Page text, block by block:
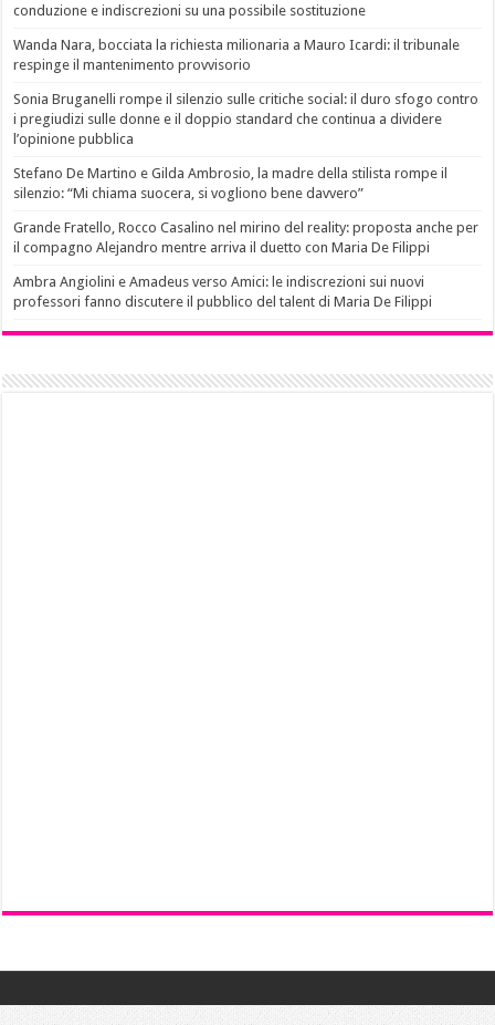
conduzione e indiscrezioni su una possibile sostituzione
Wanda Nara, bocciata la richiesta milionaria a Mauro Icardi: il tribunale
respinge il mantenimento provvisorio
Sonia Bruganelli rompe il silenzio sulle critiche social: il duro sfogo contro
i pregiudizi sulle donne e il doppio standard che continua a dividere
l’opinione pubblica
Stefano De Martino e Gilda Ambrosio, la madre della stilista rompe il
silenzio: “Mi chiama suocera, si vogliono bene davvero”
Grande Fratello, Rocco Casalino nel mirino del reality: proposta anche per
il compagno Alejandro mentre arriva il duetto con Maria De Filippi
Ambra Angiolini e Amadeus verso Amici: le indiscrezioni sui nuovi
professori fanno discutere il pubblico del talent di Maria De Filippi